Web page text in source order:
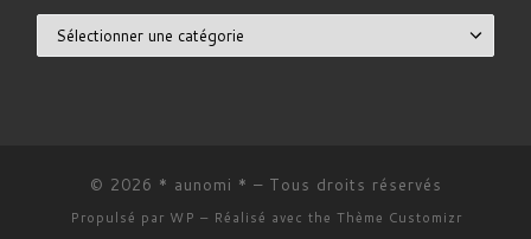
© 2026 * aunomi * – Tous droits réservés
Propulsé par WP – Réalisé avec the Thème Customizr